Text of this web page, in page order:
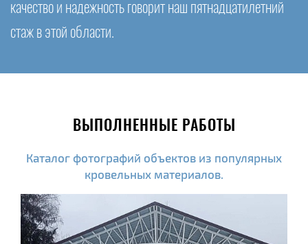
качество и надежность говорит наш пятнадцатилетний
стаж в этой области.
ВЫПОЛНЕННЫЕ РАБОТЫ
Каталог фотографий объектов из популярных
кровельных материалов.